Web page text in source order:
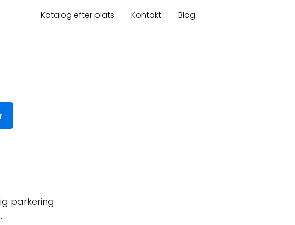
Katalog efter plats Kontakt Blog
parkering.